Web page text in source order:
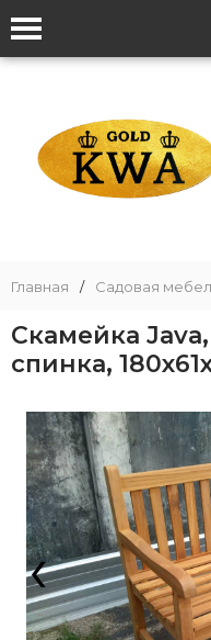
Главная / Садовая
Скамейка
спинка,
‹